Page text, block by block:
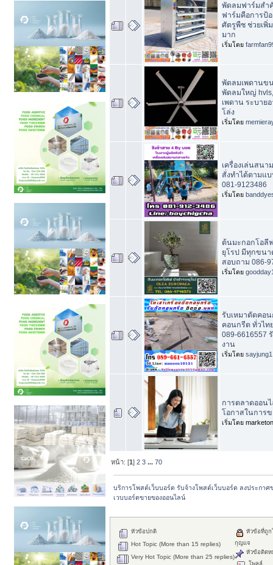
พัดลมฟาร์มสำ
ฟาร์มคือการป้
ศัตรูพืช ช่วยเพิ่
มาก
เริ่มโดย
พัดลมเพดานข
พัดลมใหญ่
เพดาน ระบาย
โล่ง
เริ่มโดย
เครื่องเล่นสนา
สั่งทำได้ตามแ
081-9123486
เริ่มโดย
ต้นมะกอกโอลี
ยุโรป มีทุกขนา
สอบถาม 086-
เริ่มโดย
รับเหมาตัดคอ
คอนกรีต ทั่วไ
089-6616557
งาน
เริ่มโดย sayjung1
การตลาดออน
โอกาสในการ
เริ่มโดย
หน้า: [1]2 3 ...70
บริการโพสต์เว็บบอร์ด รับจ้างโพสต์เว็บบอร์ด ลงประกาศ
เวบบอร์ดขายของออนไลน์
หัวข้อปกติ
Hot Topic (More than 15 replies)
Very Hot Topic (More than 25 replies)
หัวข้อที่ถูก
กุญแจ
หัวข้อติดห
โพลล์